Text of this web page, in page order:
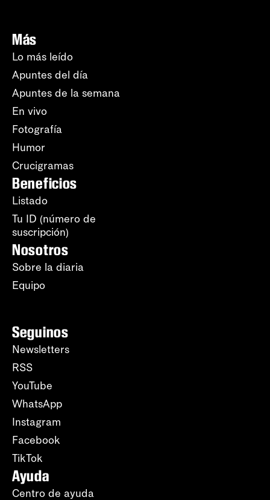
Más
Lo más leído
Apuntes del día
Apuntes de la semana
En vivo
Fotografía
Humor
Crucigramas
Beneficios
Listado
Tu ID (número de
suscripción)
Nosotros
Sobre la diaria
Equipo
Seguinos
Newsletters
RSS
YouTube
WhatsApp
Instagram
Facebook
TikTok
Ayuda
Centro de ayuda